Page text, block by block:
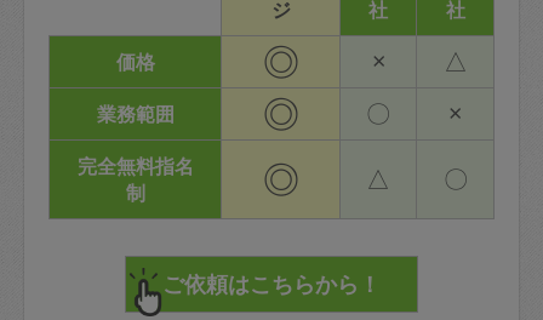
ジ
社
社
価格
◎ × △
業務範囲 ◎ 〇 ×
完全無料指名
制
◎ △ 〇